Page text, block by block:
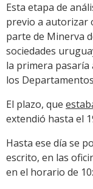
Esta etapa de
previo a autorizar
parte de Minerva
sociedades
la primera
los
El plazo, que
extendió hasta el
Hasta ese día se
escrito, en las
en el horario de